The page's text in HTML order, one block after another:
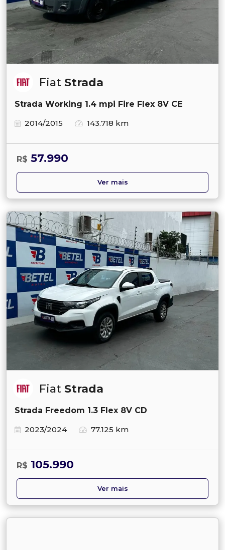
Fiat Strada
Strada Working 1.4 mpi Fire Flex 8V CE
2014/2015
143.718 km
R$ 57.990
Ver mais
Fiat Strada
Strada Freedom 1.3 Flex 8V CD
2023/2024
77.125 km
R$ 105.990
Ver mais